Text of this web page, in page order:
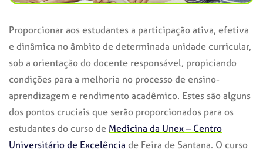
Proporcionar aos estudantes a participação ativa, efetiva
e dinâmica no âmbito de determinada unidade curricular,
sob a orientação do docente responsável, propiciando
condições para a melhoria no processo de ensino-
aprendizagem e rendimento acadêmico. Estes são alguns
dos pontos cruciais que serão proporcionados para os
estudantes do curso de Medicina da Unex – Centro
Universitário de Excelência de Feira de Santana. O curso